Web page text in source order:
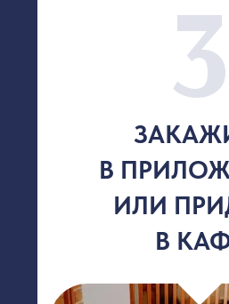
АКЦИЯ «НАПИТОК
и получи бесплатный напиток!